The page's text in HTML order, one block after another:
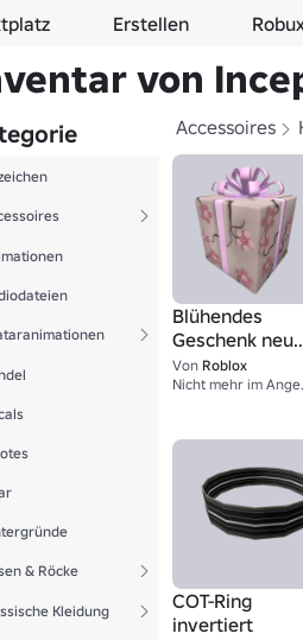
Erstellen
von
& Röcke
Kleidung
Accessoires
Blühendes
Geschenk
Anfänge
Von Roblox
COT-Ring
invertiert